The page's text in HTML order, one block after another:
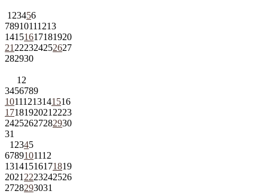
1 23456
78910111213
14151617181920
21 222324252627
282930
1 2
3456789
10111213141516
1718192021 2223
24252627282930
31
1 2345
6789101112
13141516171819
2021 2223242526
2728293031